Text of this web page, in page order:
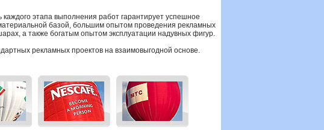
этапа выполнения работ гарантирует успешное
базой, большим опытом проведения рекламных
а также богатым опытом эксплуатации надувных фигур.
рекламных проектов на взаимовыгодной основе.